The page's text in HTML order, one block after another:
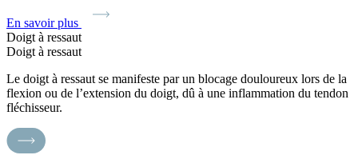
En savoir plus
Doigt à ressaut
Doigt à ressaut
Le doigt à ressaut se manifeste par un blocage douloureux lors de la
flexion ou de l’extension du doigt, dû à une inflammation du tendon
fléchisseur.